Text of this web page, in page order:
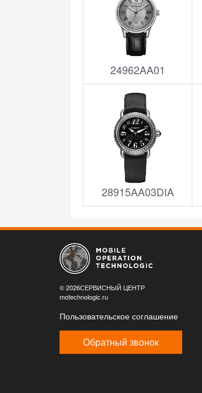
24962AA01
28915AA03DIA
© 2026СЕРВИСНЫЙ ЦЕНТР
motechnologic.ru
Пользовательское соглашение
Обратный звонок